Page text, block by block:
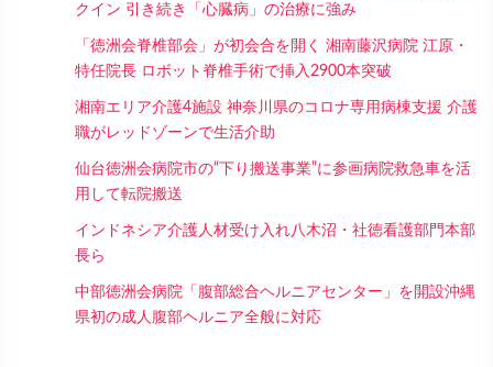
クイン 引き続き「心臓病」の治療に強み
「徳洲会脊椎部会」が初会合を開く 湘南藤沢病院 江原・
特任院長 ロボット脊椎手術で挿入2900本突破
湘南エリア介護4施設 神奈川県のコロナ専用病棟支援 介護
職がレッドゾーンで生活介助
仙台徳洲会病院市の“下り搬送事業”に参画病院救急車を活
用して転院搬送
インドネシア介護人材受け入れ八木沼・社徳看護部門本部
長ら
中部徳洲会病院「腹部総合ヘルニアセンター」を開設沖縄
県初の成人腹部ヘルニア全般に対応